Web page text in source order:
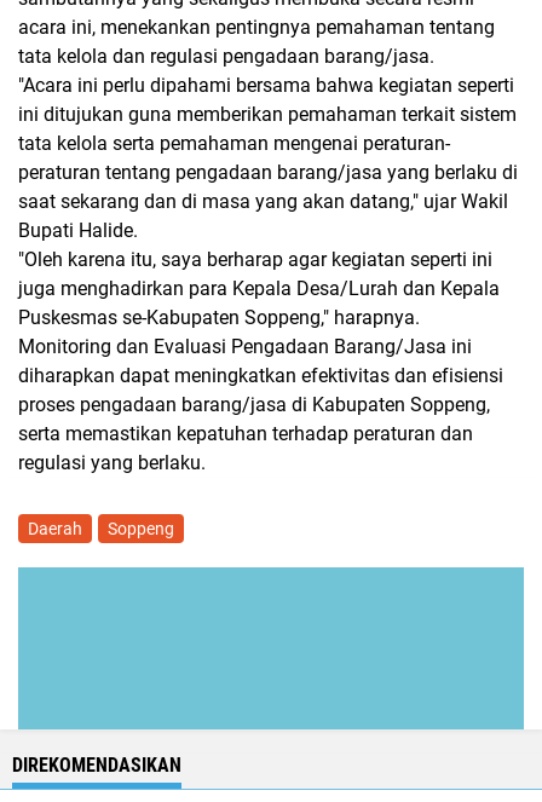
acara ini, menekankan pentingnya pemahaman tentang
tata kelola dan regulasi pengadaan barang/jasa.
"Acara ini perlu dipahami bersama bahwa kegiatan seperti
ini ditujukan guna memberikan pemahaman terkait sistem
tata kelola serta pemahaman mengenai peraturan-
peraturan tentang pengadaan barang/jasa yang berlaku di
saat sekarang dan di masa yang akan datang," ujar Wakil
Bupati Halide.
"Oleh karena itu, saya berharap agar kegiatan seperti ini
juga menghadirkan para Kepala Desa/Lurah dan Kepala
Puskesmas se-Kabupaten Soppeng," harapnya.
Monitoring dan Evaluasi Pengadaan Barang/Jasa ini
diharapkan dapat meningkatkan efektivitas dan efisiensi
proses pengadaan barang/jasa di Kabupaten Soppeng,
serta memastikan kepatuhan terhadap peraturan dan
regulasi yang berlaku.
Daerah Soppeng
DIREKOMENDASIKAN